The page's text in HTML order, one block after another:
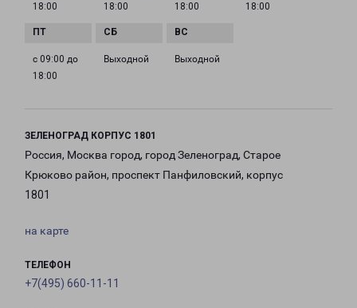
18:00
18:00
18:00
18:00
с 09:00 до
18:00
Выходной Выходной
ЗЕЛЕНОГРАД КОРПУС 1801
Россия, Москва город, город Зеленоград, Старое
Крюково район, проспект Панфиловский, корпус
1801
на карте
ТЕЛЕФОН
+7(495) 660-11-11